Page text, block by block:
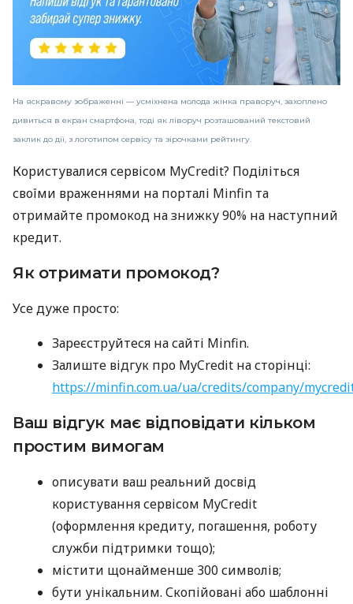
На яскравому зображенні — усміхнена молода жінка праворуч, захоплено
дивиться в екран смартфона, тоді як ліворуч розташований текстовий
заклик до дії, з логотипом сервісу та зірочками рейтингу.
Користувалися сервісом MyCredit? Поділіться
своїми враженнями на порталі Minfin та
отримайте промокод на знижку 90% на наступний
кредит.
Як отримати промокод?
Усе дуже просто:
Зареєструйтеся на сайті Minfin.
Залиште відгук про MyCredit на сторінці:
https://minfin.com.ua/ua/credits/company/
Ваш відгук має відповідати кільком
простим вимогам
описувати ваш реальний досвід
користування сервісом MyCredit
(оформлення кредиту, погашення, роботу
служби підтримки тощо);
містити щонайменше 300 символів;
бути унікальним. Скопійовані або шаблонні